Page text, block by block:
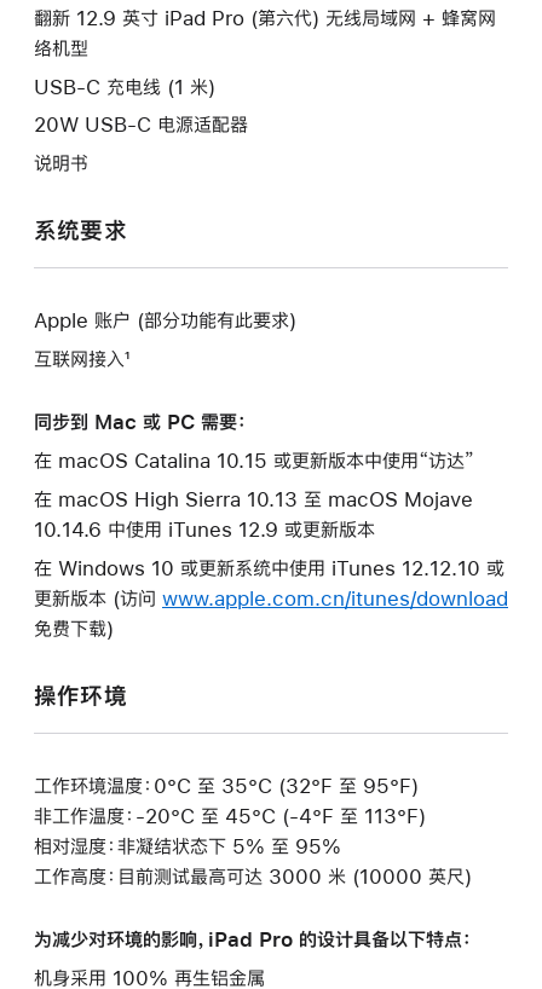
口。
窗
翻新 12.9 英寸 iPad Pro (第六代) 无线局域网 + 蜂窝网
络机型
USB-C 充电线 (1 米)
20W USB-C 电源适配器
说明书
系统要求
Apple 账户 (部分功能有此要求)
互联网接入¹
同步到 Mac 或 PC 需要：
在 macOS Catalina 10.15 或更新版本中使用“访达”
在 macOS High Sierra 10.13 至 macOS Mojave
10.14.6 中使用 iTunes 12.9 或更新版本
在 Windows 10 或更新系统中使用 iTunes 12.12.10 或
更新版本 (访问 www.apple.com.cn/itunes/download
免费下载)
操作环境
工作环境温度：0°C 至 35°C (32°F 至 95°F)
非工作温度：-20°C 至 45°C (-4°F 至 113°F)
相对湿度：非凝结状态下 5% 至 95%
工作高度：目前测试最高可达 3000 米 (10000 英尺)
为减少对环境的影响，iPad Pro 的设计具备以下特点：
机身采用 100% 再生铝金属